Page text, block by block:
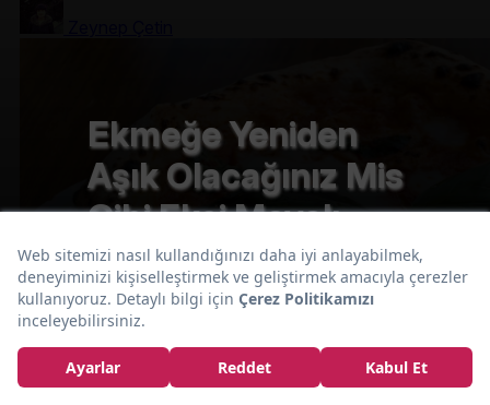
Ekmeğe Yeniden
Aşık Olacağınız Mis
Gibi Ekşi Mayalı
Ekmekler Yapan 8
Leziz Mekan